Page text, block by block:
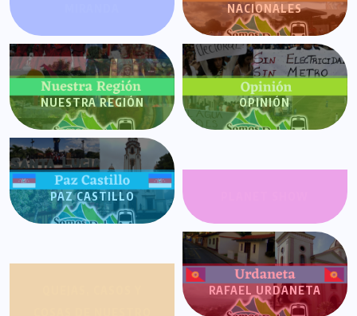
NACIONALES
NUESTRA REGIÓN OPINIÓN
PAZ CASTILLO
RAFAEL URDANETA